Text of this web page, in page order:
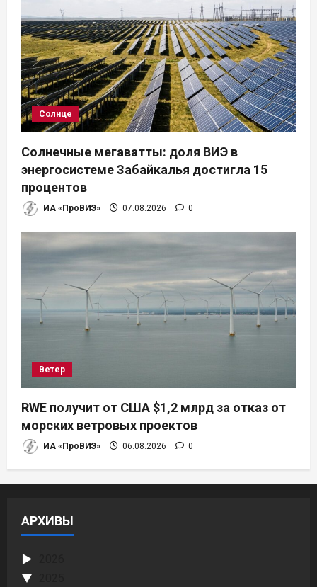
Солнце
Солнечные мегаватты: доля ВИЭ в
энергосистеме Забайкалья достигла 15
процентов
ИА «ПроВИЭ» 07.08.2026 0
Ветер
RWE получит от США $1,2 млрд за отказ от
морских ветровых проектов
ИА «ПроВИЭ» 06.08.2026 0
АРХИВЫ